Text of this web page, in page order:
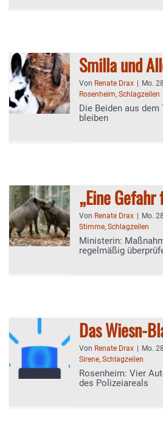
Smilla und
Von Renate Drax Mo.
Rosenheim, Schlagzeilen
Die Beiden aus
bleiben
„Eine
Von Renate Drax Mo.
Stimme, Schlagzeilen
Ministerin:
regelmäßig
Das Wiesn-
Von Renate Drax Mo.
Sirene, Schlagzeilen
Rosenheim: Vier
des Polizeiareals